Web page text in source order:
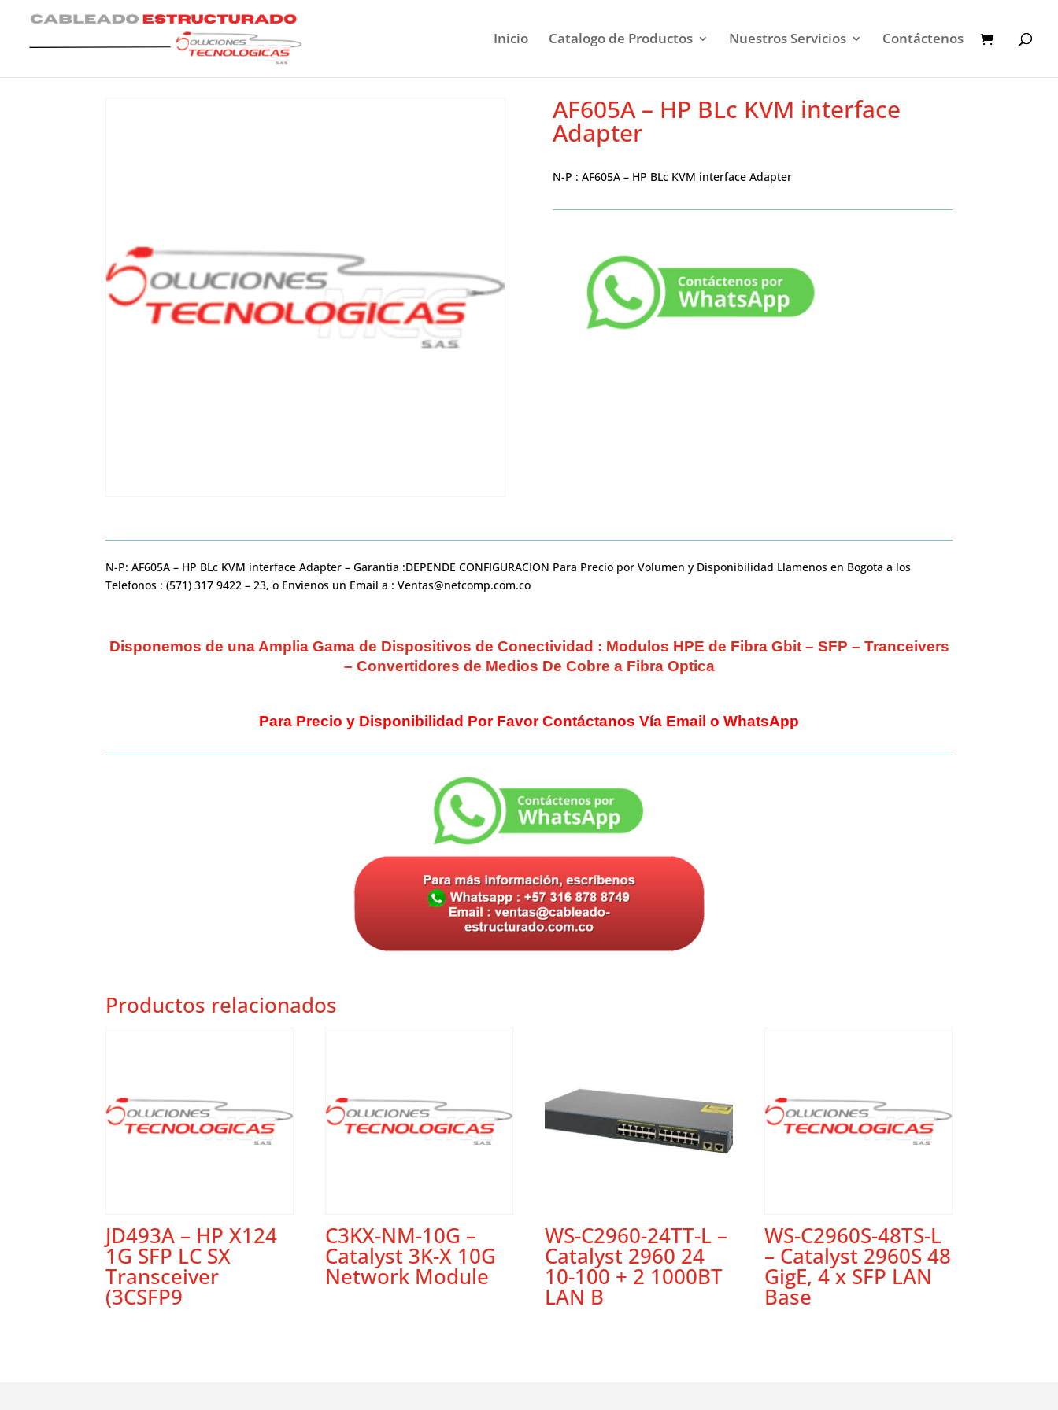
Inicio Catalogo de Productos Nuestros Servicios Contáctenos
AF605A – HP BLc KVM interface
Adapter
N-P : AF605A – HP BLc KVM interface Adapter
N-P: AF605A – HP BLc KVM interface Adapter – Garantia :DEPENDE CONFIGURACION Para Precio por Volumen y Disponibilidad Llamenos en Bogota a los
Telefonos : (571) 317 9422 – 23, o Envienos un Email a : Ventas@netcomp.com.co
Disponemos de una Amplia Gama de Dispositivos de Conectividad : Modulos HPE de Fibra Gbit – SFP – Tranceivers
– Convertidores de Medios De Cobre a Fibra Optica
Para Precio y Disponibilidad Por Favor Contáctanos Vía Email o WhatsApp
Productos relacionados
JD493A – HP X124
1G SFP LC SX
Transceiver
(3CSFP9
C3KX-NM-10G –
Catalyst 3K-X 10G
Network Module
WS-C2960-24TT-L –
Catalyst 2960 24
10-100 + 2 1000BT
LAN B
WS-C2960S-48TS-L
– Catalyst 2960S 48
GigE, 4 x SFP LAN
Base